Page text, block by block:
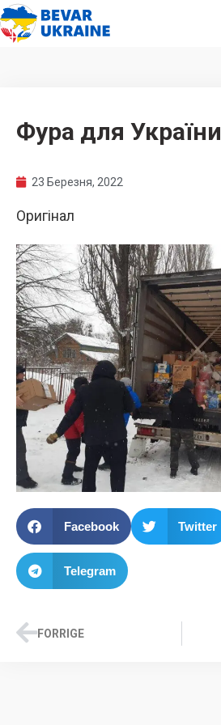
Фура для України
23 Березня, 2022
Оригінал
Facebook Twitter
Telegram
FORRIGE